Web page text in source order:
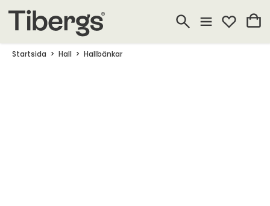
Startsida Hall Hallbänkar